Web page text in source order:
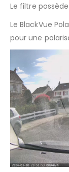
Le filtre
Le BlackVue
pour une